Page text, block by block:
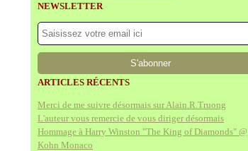
NEWSLETTER
ARTICLES RÉCENTS
Merci de me suivre désormais sur Alain.R.Truong
L'auteur vous remercie de vous diriger désormais
Hommage à Harry Winston "The King of Diamonds" @
Kohn Monaco